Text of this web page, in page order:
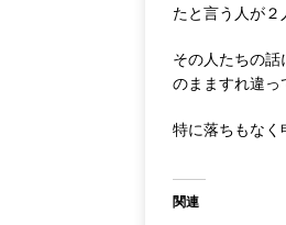
たと言う人が２
その人たちの
のまますれ違っ
特に落ちもなく
関連